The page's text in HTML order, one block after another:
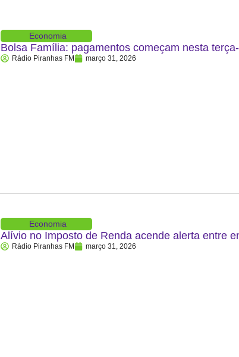
Economia
Bolsa Família: pagamentos começam nesta
Rádio Piranhas FM março 31, 2026
Economia
Alívio no Imposto de Renda acende alerta entre
Rádio Piranhas FM março 31, 2026